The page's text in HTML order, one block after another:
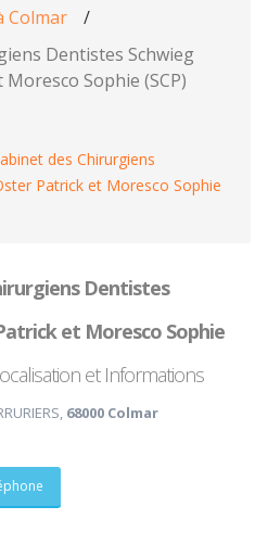
Colmar
/
Dentistes Schwieg
Sophie (SCP)
des Chirurgiens
Patrick et Moresco Sophie
Dentistes
et Moresco Sophie
et Informations
68000 Colmar